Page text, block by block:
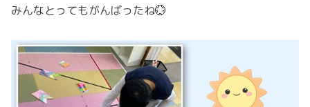
みんなとってもがんばったね💮